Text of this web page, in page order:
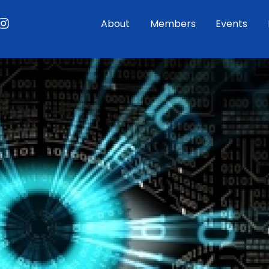
About Members Events